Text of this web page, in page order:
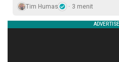
Tim Humas 3 menit